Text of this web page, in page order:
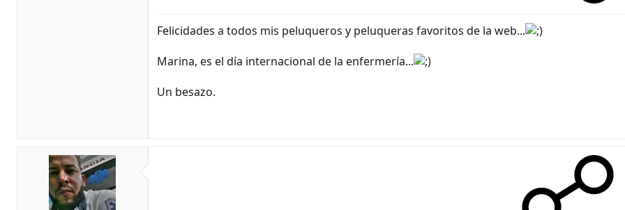
Felicidades a todos mis peluqueros y peluqueras favoritos de la web...
Marina, es el día internacional de la enfermería...
Un besazo.